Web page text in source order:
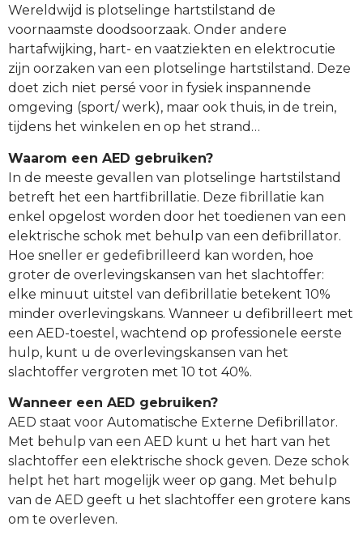
Wereldwijd is plotselinge hartstilstand de
voornaamste doodsoorzaak. Onder andere
hartafwijking, hart- en vaatziekten en elektrocutie
zijn oorzaken van een plotselinge hartstilstand. Deze
doet zich niet persé voor in fysiek inspannende
omgeving (sport/ werk), maar ook thuis, in de trein,
tijdens het winkelen en op het strand…
Waarom een AED gebruiken?
In de meeste gevallen van plotselinge hartstilstand
betreft het een hartfibrillatie. Deze fibrillatie kan
enkel opgelost worden door het toedienen van een
elektrische schok met behulp van een defibrillator.
Hoe sneller er gedefibrilleerd kan worden, hoe
groter de overlevingskansen van het slachtoffer:
elke minuut uitstel van defibrillatie betekent 10%
minder overlevingskans. Wanneer u defibrilleert met
een AED-toestel, wachtend op professionele eerste
hulp, kunt u de overlevingskansen van het
slachtoffer vergroten met 10 tot 40%.
Wanneer een AED gebruiken?
AED staat voor Automatische Externe Defibrillator.
Met behulp van een AED kunt u het hart van het
slachtoffer een elektrische shock geven. Deze schok
helpt het hart mogelijk weer op gang. Met behulp
van de AED geeft u het slachtoffer een grotere kans
om te overleven.